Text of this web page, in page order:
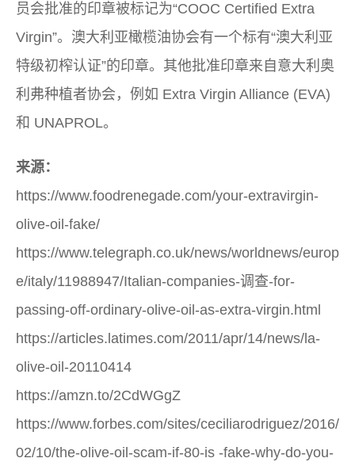
员会批准的印章被标记为“COOC Certified Extra
Virgin”。澳大利亚橄榄油协会有一个标有“澳大利亚
特级初榨认证”的印章。其他批准印章来自意大利奥
利弗种植者协会，例如 Extra Virgin Alliance (EVA)
和 UNAPROL。
来源：
https://www.foodrenegade.com/your-extravirgin-
olive-oil-fake/
https://www.telegraph.co.uk/news/worldnews/europ
e/italy/11988947/Italian-companies-调查-for-
passing-off-ordinary-olive-oil-as-extra-virgin.html
https://articles.latimes.com/2011/apr/14/news/la-
olive-oil-20110414
https://amzn.to/2CdWGgZ
https://www.forbes.com/sites/ceciliarodriguez/2016/
02/10/the-olive-oil-scam-if-80-is -fake-why-do-you-